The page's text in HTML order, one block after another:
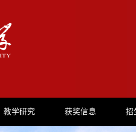
教学研究 获奖信息 招